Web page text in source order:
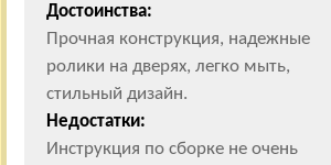
Достоинства:
Прочная конструкция, надежные
ролики на дверях, легко мыть,
стильный дизайн.
Недостатки:
Инструкция по сборке не очень